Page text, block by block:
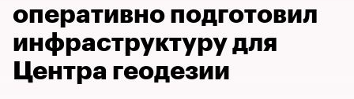
оперативно подготовил
инфраструктуру для
Центра геодезии